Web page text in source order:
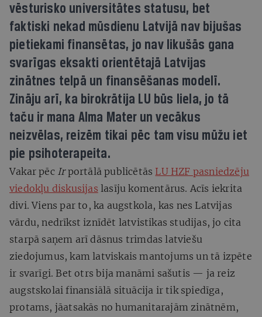
vēsturisko universitātes statusu, bet
faktiski nekad mūsdienu Latvijā nav bijušas
pietiekami finansētas, jo nav likušās gana
svarīgas eksakti orientētajā Latvijas
zinātnes telpā un finansēšanas modelī.
Zināju arī, ka birokrātija LU būs liela, jo tā
taču ir mana Alma Mater un vecākus
neizvēlas, reizēm tikai pēc tam visu mūžu iet
pie psihoterapeita.
Vakar pēc Irportālā publicētās LU HZF pasniedzēju
viedokļu diskusijas lasīju komentārus. Acīs iekrita
divi. Viens par to, ka augstkola, kas nes Latvijas
vārdu, nedrīkst iznīdēt latvistikas studijas, jo cita
starpā saņem arī dāsnus trimdas latviešu
ziedojumus, kam latviskais mantojums un tā izpēte
ir svarīgi. Bet otrs bija manāmi sašutis — ja reiz
augstskolai finansiālā situācija ir tik spiedīga,
protams, jāatsakās no humanitarajām zinātnēm,